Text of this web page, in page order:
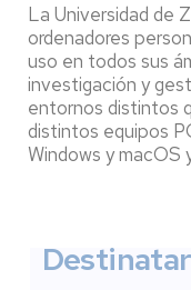
La Universidad de
ordenadores
uso en todos sus
investigación y
entornos distintos
distintos equipos
Windows y